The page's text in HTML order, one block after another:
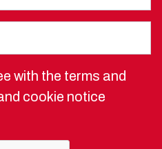
with the terms and
cookie notice